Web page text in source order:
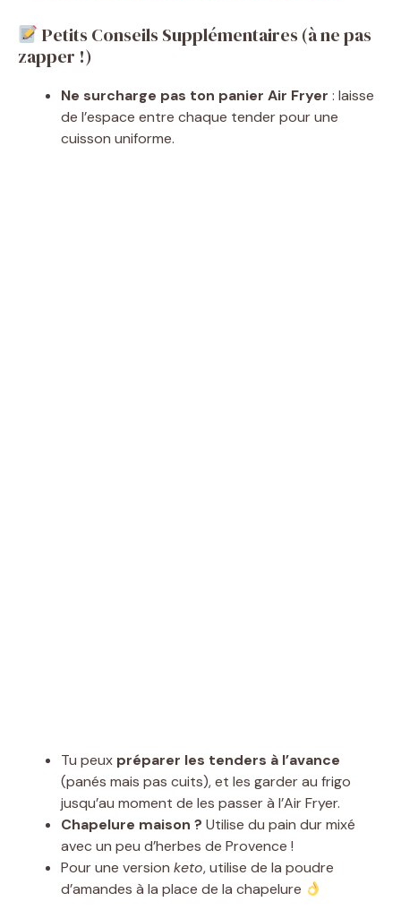
V
Petits Conseils Supplémentaires (à ne pas
zapper !)
Ne surcharge pas ton panier Air Fryer : laisse
de l’espace entre chaque tender pour une
cuisson uniforme.
Tu peux préparer les tenders à l’avance
(panés mais pas cuits), et les garder au frigo
jusqu’au moment de les passer à l’Air Fryer.
Chapelure maison ? Utilise du pain dur mixé
avec un peu d’herbes de Provence !
Pour une version keto, utilise de la poudre
d’amandes à la place de la chapelure